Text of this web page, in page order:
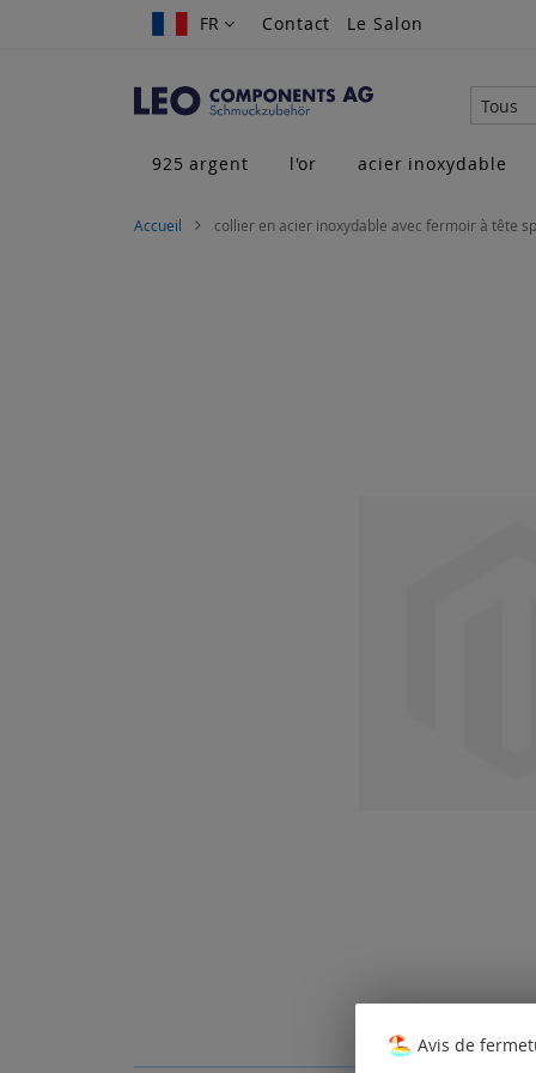
FR
FR Contact Le Salon
Tous
925 argent
l'or acier inoxydable
Accueil collier en acier inoxydable avec fermoir à tête
Avis de